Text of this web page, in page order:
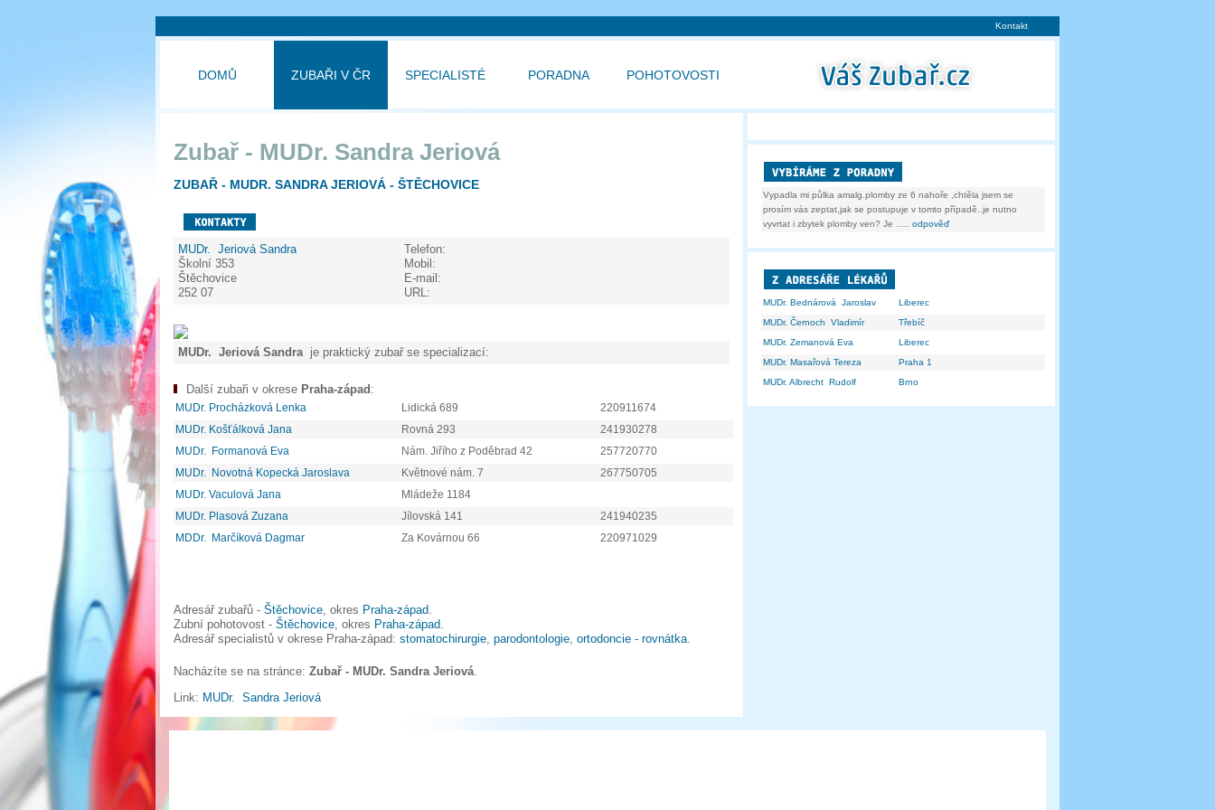
Kontakt
DOMŮ ZUBAŘI V ČR SPECIALISTÉ PORADNA POHOTOVOSTI
Zubař - MUDr. Sandra Jeriová
ZUBAŘ - MUDR. SANDRA JERIOVÁ - ŠTĚCHOVICE
MUDr. Jeriová Sandra
Školní 353
Štěchovice
252 07
Telefon:
Mobil:
E-mail:
URL:
MUDr. Jeriová Sandra je praktický zubař se specializací:
Další zubaři v okrese Praha-západ :
MUDr. Procházková Lenka Lidická 689
220911674
MUDr. Košťálková Jana
Rovná 293
241930278
MUDr. Formanová Eva
Nám. Jiřího z Poděbrad 42
257720770
MUDr. Novotná Kopecká Jaroslava
Květnové nám. 7
267750705
MUDr. Vaculová Jana
Mládeže 1184
MUDr. Plasová Zuzana
Jílovská 141
241940235
MDDr. Marčíková Dagmar
Za Kovárnou 66 220971029
Adresář zubařů - Štěchovice, okres Praha-západ.
Zubní pohotovost - Štěchovice, okres Praha-západ.
Adresář specialistů v okrese Praha-západ: stomatochirurgie, parodontologie, ortodoncie - rovnátka.
Nacházíte se na stránce: Zubař - MUDr. Sandra Jeriová.
Link: MUDr. Sandra Jeriová
Vypadla mi půlka amalg.plomby ze 6 nahoře ,chtěla jsem se
prosím vás zeptat,jak se postupuje v tomto případě..je nutno
vyvrtat i zbytek plomby ven? Je ...
.. odpověď
MUDr. Bednárová Jaroslav
Liberec
MUDr. Černoch Vladimír
Třebíč
MUDr. Zemanová Eva
Liberec
MUDr. Masařová Tereza
Praha 1
MUDr. Albrecht Rudolf
Brno